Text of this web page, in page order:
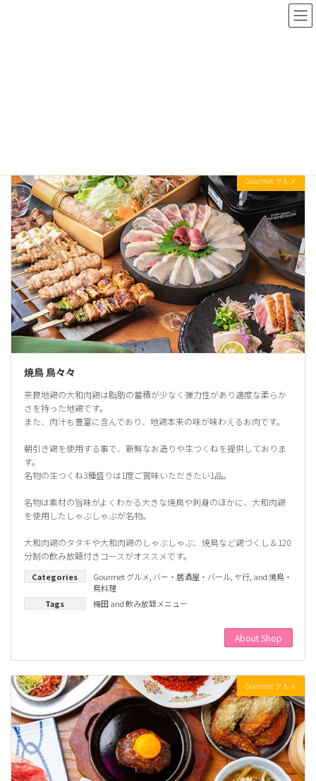
Gourmet グルメ
焼鳥 鳥々々
奈良地鶏の大和肉鶏は脂肪の蓄積が少なく弾力性があり適度な柔らか
さを持った地鶏です。
また、肉汁も豊富に含んでおり、地鶏本来の味が味わえるお肉です。
朝引き鶏を使用する事で、新鮮なお造りや生つくねを提供しておりま
す。
名物の生つくね3種盛りは1度ご賞味いただきたい1品。
名物は素材の旨味がよくわかる大きな焼鳥や刺身のほかに、大和肉鶏
を使用したしゃぶしゃぶが名物。
大和肉鶏のタタキや大和肉鶏のしゃぶしゃぶ、焼鳥など鶏づくし＆120
分制の飲み放題付きコースがオススメです。
Categories Gourmet グルメ バー・居酒屋・バール, ヤ行, and焼鳥・
鳥料理
Tags
梅田 and飲み放題メニュー
About Shop
Gourmet グルメ